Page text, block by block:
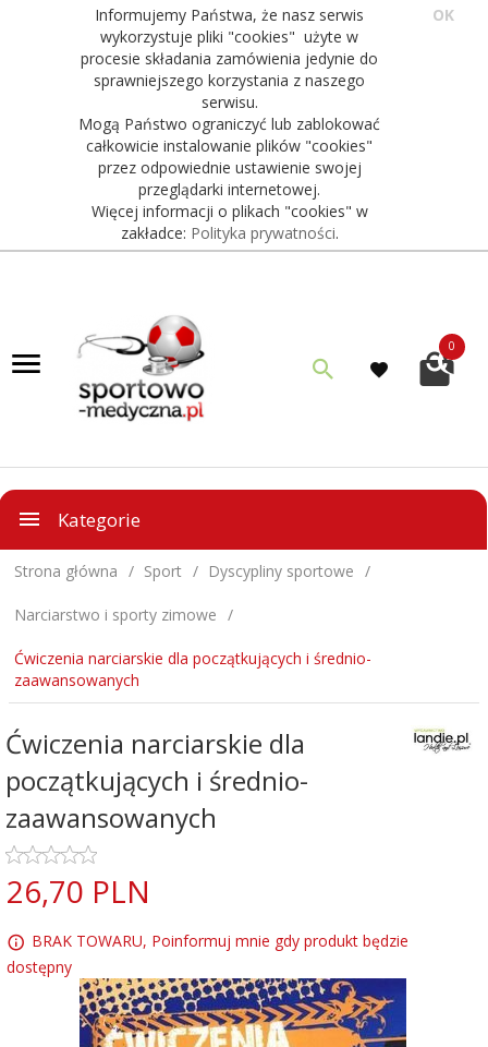
Informujemy Państwa, że nasz serwis
wykorzystuje pliki "cookies" użyte w
procesie składania zamówienia jedynie do
sprawniejszego korzystania z naszego
serwisu.
Mogą Państwo ograniczyć lub zablokować
całkowicie instalowanie plików "cookies"
przez odpowiednie ustawienie swojej
przeglądarki internetowej.
Więcej informacji o plikach "cookies" w
zakładce: Polityka prywatności.
OK
0
Kategorie
Strona główna Sport Dyscypliny sportowe
Narciarstwo i sporty zimowe
Ćwiczenia narciarskie dla początkujących i średnio-
zaawansowanych
Ćwiczenia narciarskie dla
początkujących i średnio-
zaawansowanych
26,70 PLN
BRAK TOWARU, Poinformuj mnie gdy produkt będzie
dostępny